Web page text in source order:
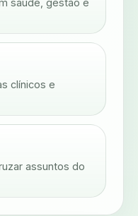
saúde, gestão e
clínicos e
assuntos do